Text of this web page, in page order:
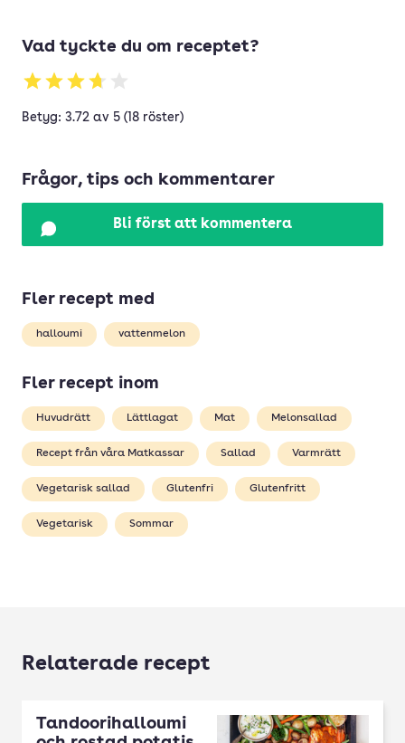
Vad tyckte du om receptet?
Betyg: 3.72 av 5 (18 röster)
Frågor, tips och kommentarer
Bli först att kommentera
Fler recept med
halloumi vattenmelon
Fler recept inom
Huvudrätt Lättlagat Mat Melonsallad
Recept från våra Matkassar Sallad Varmrätt
Vegetarisk sallad Glutenfri Glutenfritt
Vegetarisk Sommar
Relaterade recept
Tandoorihalloumi